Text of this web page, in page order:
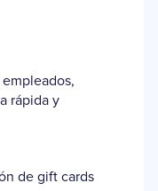
rápida y
de gift cards